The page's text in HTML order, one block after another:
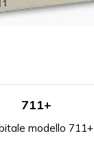
711+
modello 711+